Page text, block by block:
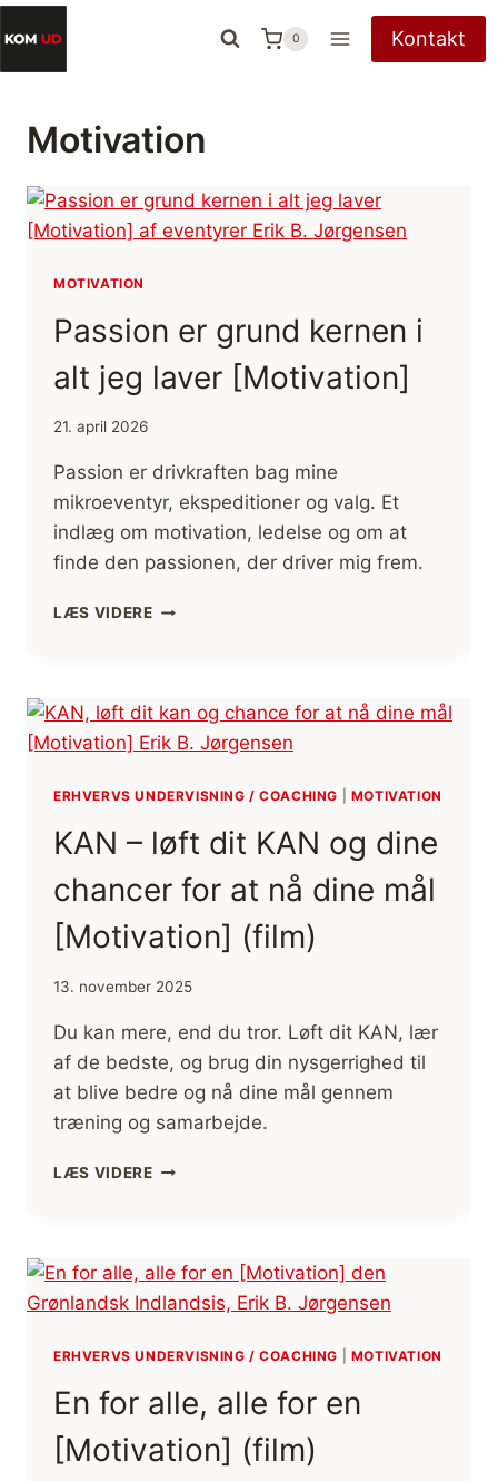
Fortsæt
til
indhold
0 Kontakt
Motivation
MOTIVATION
Passion er grund kernen i
alt jeg laver [Motivation]
21. april 2026
Passion er drivkraften bag mine
mikroeventyr, ekspeditioner og valg. Et
indlæg om motivation, ledelse og om at
finde den passionen, der driver mig frem.
LÆS VIDEREPASSION
ALT
JEG
[MOTIVATION]
ERHVERVS UNDERVISNING / COACHING MOTIVATION
KAN – løft dit KAN og dine
chancer for at nå dine mål
[Motivation] (film)
13. november 2025
Du kan mere, end du tror. Løft dit KAN, lær
af de bedste, og brug din nysgerrighed til
at blive bedre og nå dine mål gennem
træning og samarbejde.
LÆS VIDEREKAN
OG
DINE
FOR
NÅ
MÅL
[MOTIVATION]
ERHVERVS UNDERVISNING / COACHING MOTIVATION
En for alle, alle for en
[Motivation] (film)